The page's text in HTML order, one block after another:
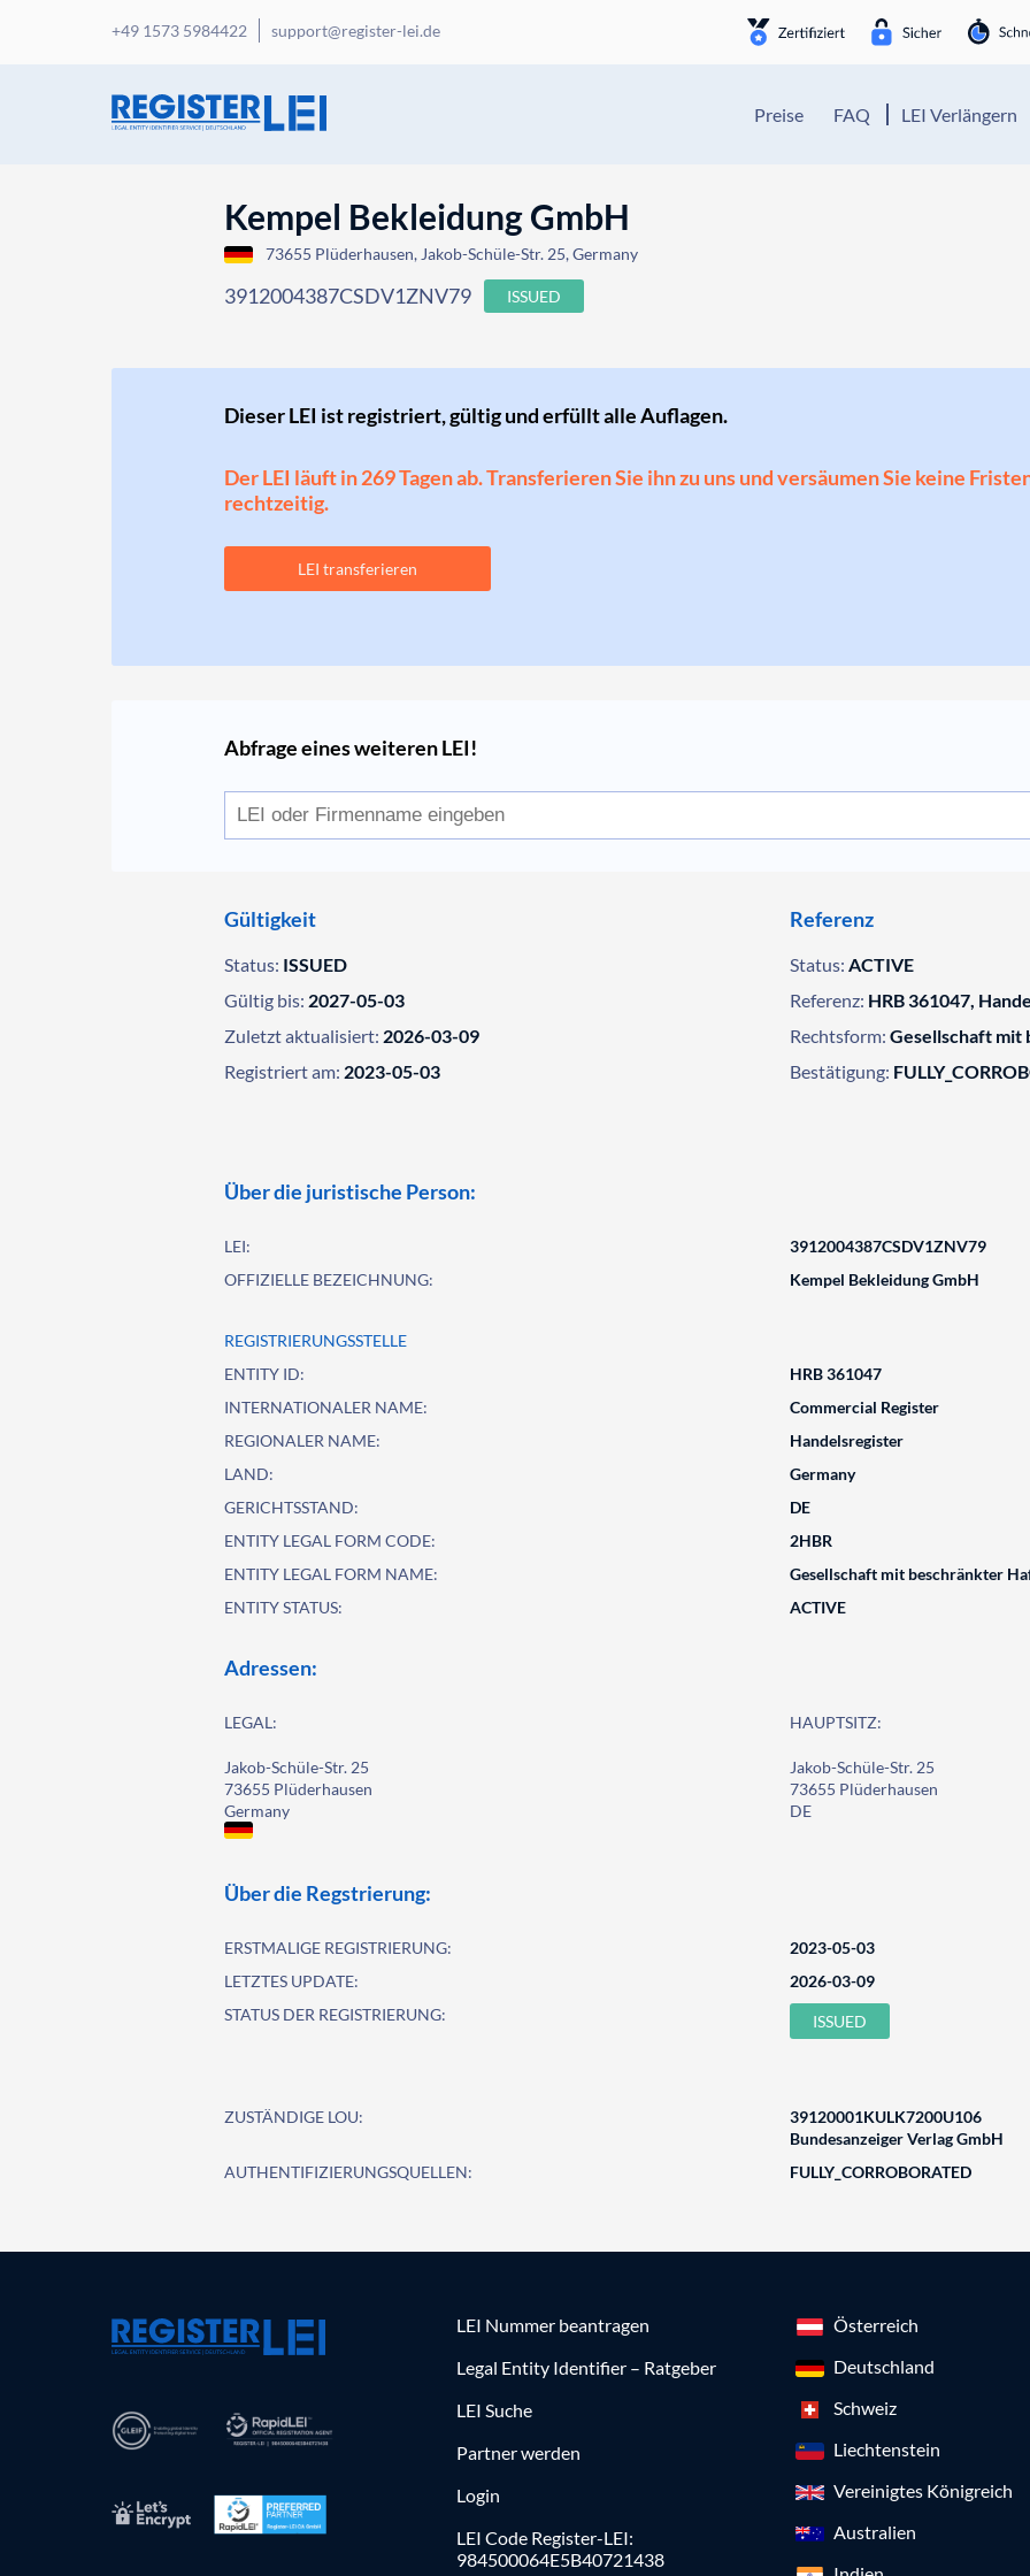
+49 1573 5984422 support@register-lei.de
Preise FAQ LEI Verlängern
Kempel Bekleidung GmbH
73655 Plüderhausen, Jakob-Schüle-Str. 25, Germany
3912004387CSDV1ZNV79 ISSUED
Dieser LEI ist registriert, gültig und erfüllt alle Auflagen.
Der LEI läuft in 269 Tagen ab. Transferieren Sie ihn zu uns und versäumen Sie keine
rechtzeitig.
LEI transferieren
Abfrage eines weiteren LEI!
Gültigkeit
Status: ISSUED
Gültig bis: 2027-05-03
Zuletzt aktualisiert: 2026-03-09
Registriert am: 2023-05-03
Referenz
Status: ACTIVE
Referenz: HRB 361047,
Rechtsform: Gesellschaft mit
Bestätigung:
Über die juristische Person:
LEI:
3912004387CSDV1ZNV79
OFFIZIELLE BEZEICHNUNG:
Kempel Bekleidung GmbH
REGISTRIERUNGSSTELLE
ENTITY ID:
HRB 361047
INTERNATIONALER NAME:
Commercial Register
REGIONALER NAME:
Handelsregister
LAND:
Germany
GERICHTSSTAND:
DE
ENTITY LEGAL FORM CODE:
2HBR
ENTITY LEGAL FORM NAME:
Gesellschaft mit beschränkter
ENTITY STATUS:
ACTIVE
Adressen:
LEGAL:
Jakob-Schüle-Str. 25
73655 Plüderhausen
Germany
HAUPTSITZ:
Jakob-Schüle-Str. 25
73655 Plüderhausen
DE
Über die Regstrierung:
ERSTMALIGE REGISTRIERUNG:
2023-05-03
LETZTES UPDATE:
2026-03-09
STATUS DER REGISTRIERUNG:
ISSUED
ZUSTÄNDIGE LOU:
39120001KULK7200U106
Bundesanzeiger Verlag GmbH
AUTHENTIFIZIERUNGSQUELLEN:
FULLY_CORROBORATED
LEI Nummer beantragen
Legal Entity Identifier – Ratgeber
LEI Suche
Partner werden
Login
LEI Code Register-LEI:
984500064E5B40721438
Österreich
Deutschland
Schweiz
Liechtenstein
Vereinigtes Königreich
Australien